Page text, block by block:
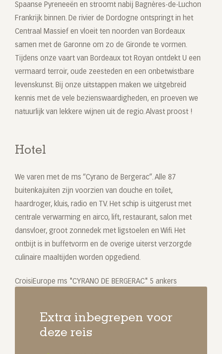
Spaanse Pyreneeën en stroomt nabij Bagnères-de-Luchon
Frankrijk binnen. De rivier de Dordogne ontspringt in het
Centraal Massief en vloeit ten noorden van Bordeaux
samen met de Garonne om zo de Gironde te vormen.
Tijdens onze vaart van Bordeaux tot Royan ontdekt U een
vermaard terroir, oude zeesteden en een onbetwistbare
levenskunst. Bij onze uitstappen maken we uitgebreid
kennis met de vele bezienswaardigheden, en proeven we
natuurlijk van lekkere wijnen uit de regio. Alvast proost !
Hotel
We varen met de ms “Cyrano de Bergerac”. Alle 87
buitenkajuiten zijn voorzien van douche en toilet,
haardroger, kluis, radio en TV. Het schip is uitgerust met
centrale verwarming en airco, lift, restaurant, salon met
dansvloer, groot zonnedek met ligstoelen en Wifi. Het
ontbijt is in buffetvorm en de overige uiterst verzorgde
culinaire maaltijden worden opgediend.
CroisiEurope ms "CYRANO DE BERGERAC" 5 ankers
Extra inbegrepen voor
deze reis